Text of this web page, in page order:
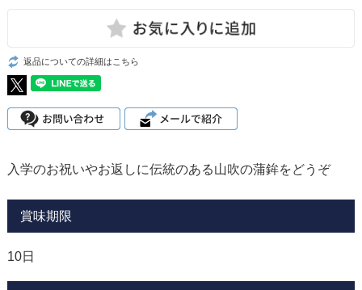
返品についての詳細はこちら
入学のお祝いやお返しに伝統のある山吹の蒲鉾をどうぞ
賞味期限
10日